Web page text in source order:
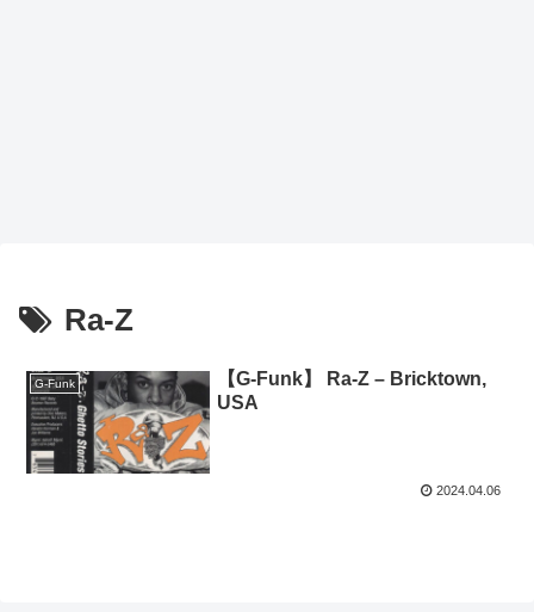
Ra-Z
G-Funk
【G-Funk】 Ra-Z – Bricktown,
USA
2024.04.06